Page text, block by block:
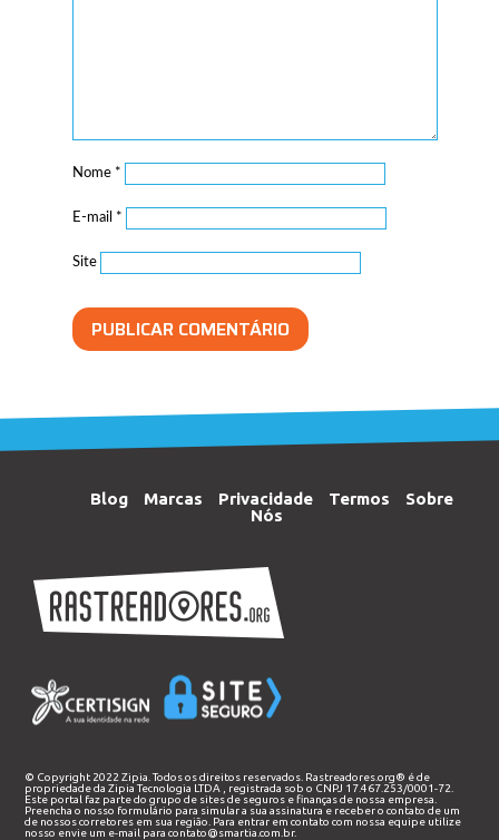
Nome *
E-mail *
Site
Blog Marcas Privacidade Termos
Sobre
Nós
© Copyright 2022 Zipia. Todos os direitos reservados. Rastreadores.org® é de
propriedade daZipia Tecnologia LTDA
, registrada sob o CNPJ 17.467.253/0001-72.
Este portal faz parte do grupo de sites de seguros e finanças de nossa empresa.
Preencha o nosso formulário para simular a sua assinatura e receber o contato de um
de nossos corretores em sua região. Para entrar em contato com nossa equipe utilize
nosso envie um e-mail paracontato@smartia.com.br.